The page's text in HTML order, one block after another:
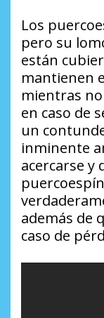
Los
pero su
están
mantienen
mientras
en caso de
un
inminente
acercarse
además de
caso de